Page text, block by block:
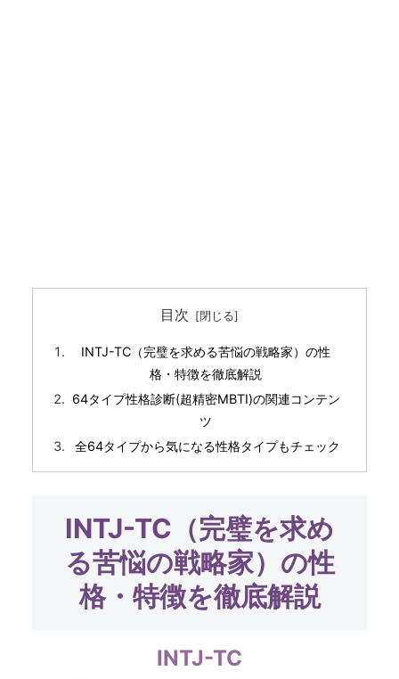
目次
INTJ-TC（完璧を求める苦悩の戦略家）の性
格・特徴を徹底解説
64タイプ性格診断(超精密MBTI)の関連コンテン
ツ
全64タイプから気になる性格タイプもチェック
INTJ-TC（完璧を求め
る苦悩の戦略家）の性
格・特徴を徹底解説
INTJ-TC